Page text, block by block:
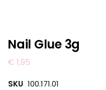
Nail Glue 3g
€ 1,95
SKU 100.171.01